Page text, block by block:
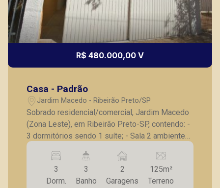
R$ 480.000,00 V
Casa - Padrão
Jardim Macedo - Ribeirão Preto/SP
Sobrado residencial/comercial, Jardim Macedo
(Zona Leste), em Ribeirão Preto-SP, contendo: -
3 dormitórios sendo 1 suíte; - Sala 2 ambientes,
lavabo; - Cozinha com armários; - Lavanderia; - 2
vagas de garagem. Seja para vender, alugar ou
adquirir seu imóvel entre em contato com a
Piramid Imóveis, a sua imobiliária em Ribeirão
3
Dorm.
3
Banho
2
Garagens
125m²
Terreno